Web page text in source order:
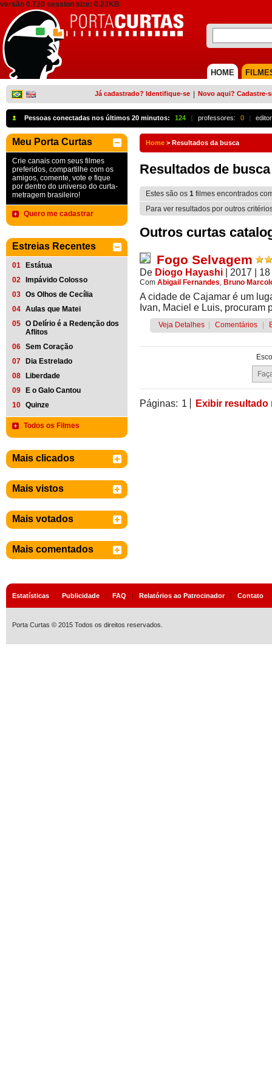
versão 0.720 session size: 0,23KB
HOME
Já cadastrado? Identifique-se Novo aqui? Cadastre-
Pessoas conectadas nos últimos 20 minutos: 124 { professores: 0 |
Meu Porta Curtas
Crie canais com seus filmes
preferidos, compartilhe com os
amigos, comente, vote e fique
por dentro do universo do curta-
metragem brasileiro!
Quero me cadastrar
Estreias Recentes
01
Estátua
02
Impávido Colosso
03 Os Olhos de Cecília
04 Aulas que Matei
05 O Delírio é a Redenção dos
Aflitos
06 Sem Coração
07
Dia Estrelado
08
Liberdade
09
E o Galo Cantou
10 Quinze
Todos os Filmes
Mais clicados
Mais vistos
Mais votados
Mais comentados
Home > Resultados da busca
Resultados de busca
Estes são os 1 filmes encontrados
Para ver resultados por outros
Outros curtas
Fogo Selvagem
De Diogo Hayashi | 2017 |
Com Abigail Fernandes, Bruno
A cidade de Cajamar é um
Ivan, Maciel e Luis, procuram
Veja Detalhes Comentários
Páginas: 1 Exibir resultado
Estatísticas | Publicidade | FAQ | Relatórios ao Patrocinador| Contato
Porta Curtas © 2015 Todos os direitos reservados.